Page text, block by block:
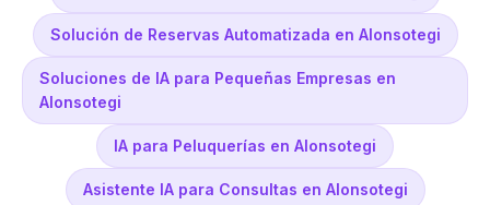
Solución de Reservas Automatizada en Alonsotegi
Soluciones de IA para Pequeñas Empresas en
Alonsotegi
IA para Peluquerías en Alonsotegi
Asistente IA para Consultas en Alonsotegi